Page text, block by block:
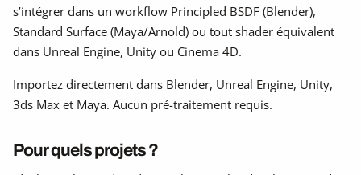
s’intégrer dans un workflow Principled BSDF (Blender),
Standard Surface (Maya/Arnold) ou tout shader équivalent
dans Unreal Engine, Unity ou Cinema 4D.
Importez directement dans Blender, Unreal Engine, Unity,
3ds Max et Maya. Aucun pré-traitement requis.
Pour quels projets ?